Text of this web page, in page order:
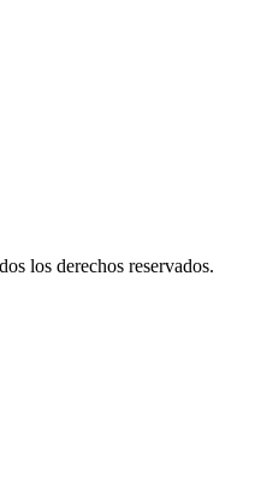
los derechos reservados.